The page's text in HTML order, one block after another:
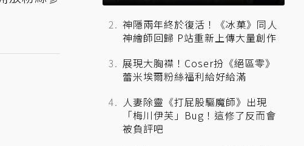
來去向
神隱兩年終於復活！《冰菓》同人
神繪師回歸 P站重新上傳大量創作
展現大胸襟！Coser扮《絕區零》
蕾米埃爾粉絲福利給好給滿
人妻除靈《打屁股驅魔師》出現
「梅川伊芙」Bug！這修了反而會
被負評吧